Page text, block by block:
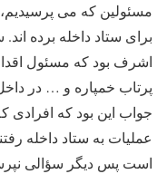
مسئولین که می پرسیدیم،
برای ستاد داخله برده
اشرف بود که مسئول
پرتاب خمپاره و … در
جواب این بود که
عملیات به ستاد داخله
است پس دیگر سؤالی